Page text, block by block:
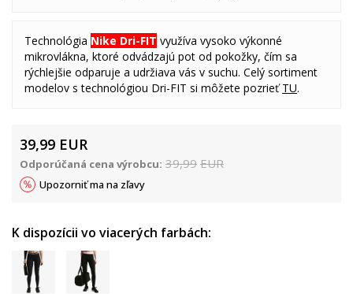
Technológia Nike Dri-FIT využíva vysoko výkonné
mikrovlákna, ktoré odvádzajú pot od pokožky, čím sa
rýchlejšie odparuje a udržiava vás v suchu. Celý sortiment
modelov s technológiou Dri-FIT si môžete pozrieťTU.
39,99 EUR
Odporúčaná cena výrobcu: 39,99 EUR
Upozorniť ma na zľavy
K dispozícii vo viacerých farbách: